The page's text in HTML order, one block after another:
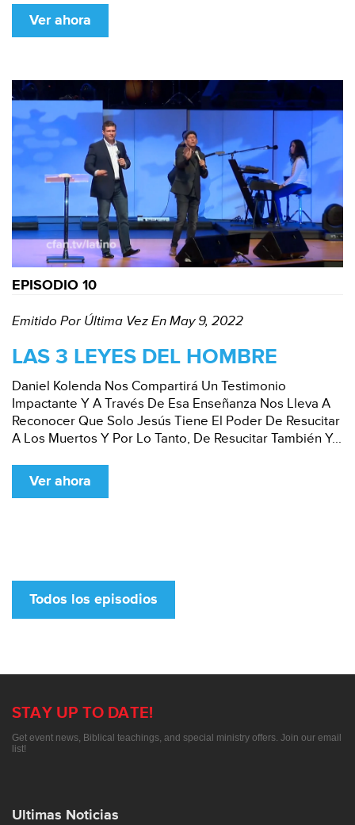
Ver ahora
EPISODIO 10
Emitido Por Última Vez En May 9, 2022
LAS 3 LEYES DEL HOMBRE
Daniel Kolenda Nos Compartirá Un Testimonio
Impactante Y A Través De Esa Enseñanza Nos Lleva A
Reconocer Que Solo Jesús Tiene El Poder De Resucitar
A Los Muertos Y Por Lo Tanto, De Resucitar También Y...
Ver ahora
Todos los episodios
STAY UP TO DATE!
Get event news, Biblical teachings, and special ministry offers. Join our email
list!
Ultimas Noticias